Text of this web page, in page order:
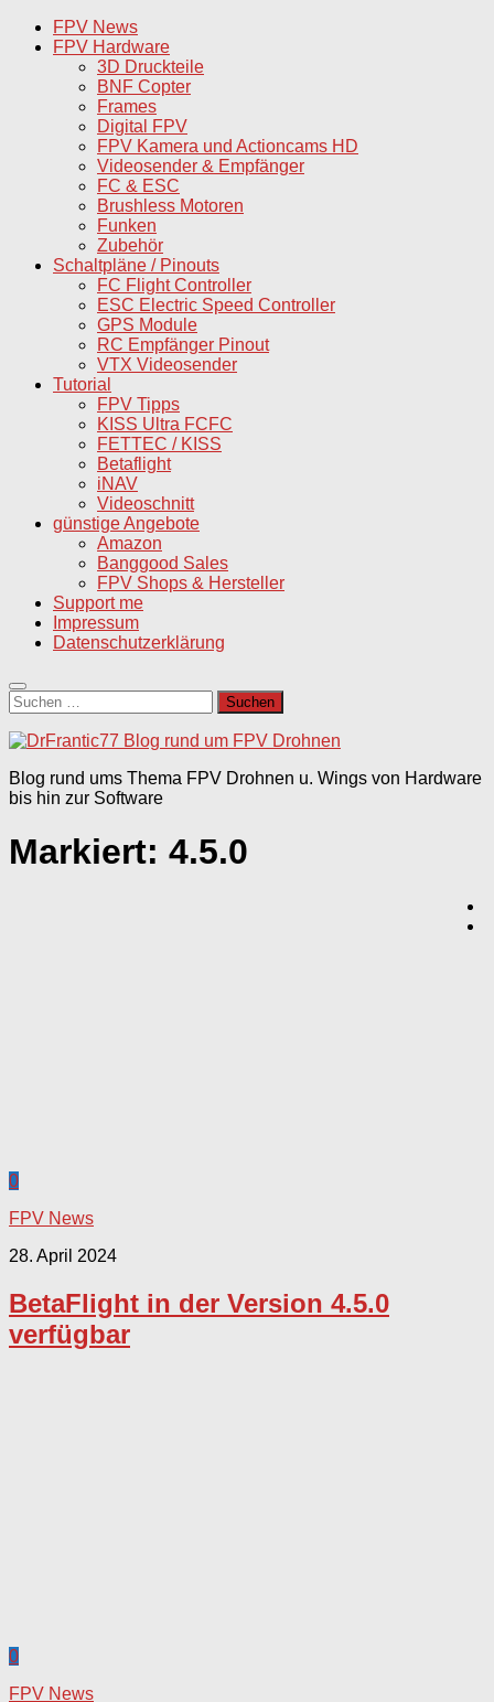
FPV News
FPV Hardware
3D Druckteile
BNF Copter
Frames
Digital FPV
FPV Kamera und Actioncams HD
Videosender & Empfänger
FC & ESC
Brushless Motoren
Funken
Zubehör
Schaltpläne / Pinouts
FC Flight Controller
ESC Electric Speed Controller
GPS Module
RC Empfänger Pinout
VTX Videosender
Tutorial
FPV Tipps
KISS Ultra FCFC
FETTEC / KISS
Betaflight
iNAV
Videoschnitt
günstige Angebote
Amazon
Banggood Sales
FPV Shops & Hersteller
Support me
Impressum
Datenschutzerklärung
Suchen
nach:
Blog rund ums Thema FPV Drohnen u. Wings von Hardware
bis hin zur Software
Markiert: 4.5.0
0
FPV News
28. April 2024
BetaFlight in der Version 4.5.0
verfügbar
0
FPV News